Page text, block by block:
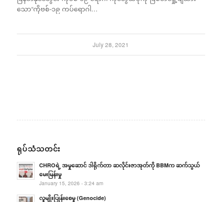
သော“ကိုဗစ်-၁၉ ကပ်ရောဂါ…
July 28, 2021
ရုပ်သံသတင်း
CHROရဲ့ အမှုဆောင် ဒါရိုက်တာ ဆလိုင်းဇာအုတ်ကို BBMက ဆက်သွယ်
မေးမြန်းမှု
January 15, 2026 - 3:24 am
လူမျိုးပြုန်းစေမှု (Genocide)